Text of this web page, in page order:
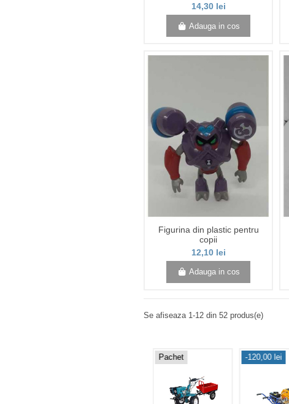
14,30 lei
Adauga in cos
Figurina din plastic pentru
copii
12,10 lei
Adauga in cos
Se afiseaza 1-12 din 52 produs(e)
Pachet -120,00 lei